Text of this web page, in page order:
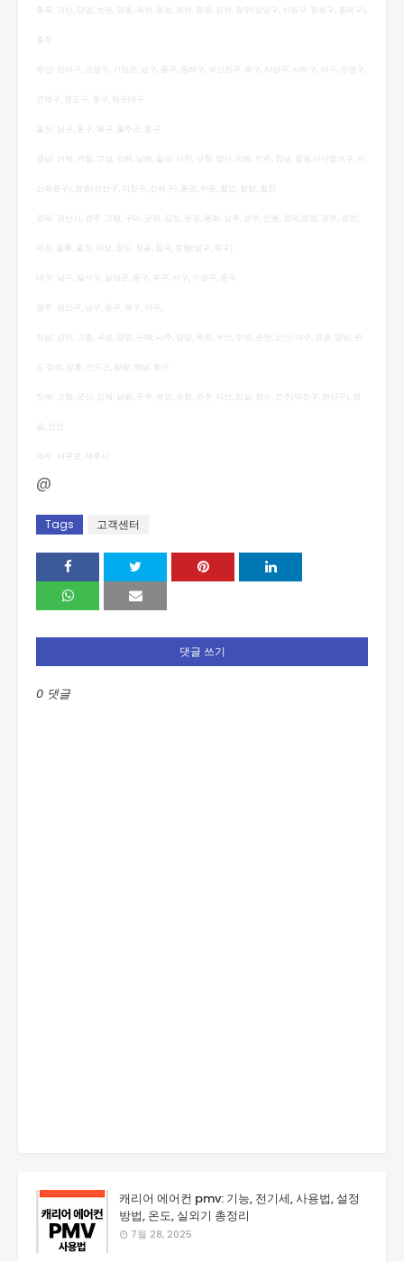
충북: 괴산, 단양, 보은, 영동, 옥천, 음성, 제천, 증평, 진천, 청주(상당구, 서원구, 청원구, 흥덕구),
충주
부산: 강서구, 금정구, 기장군, 남구, 동구, 동래구, 부산진구, 북구, 사상구, 사하구, 서구, 수영구,
연제구, 영도구, 중구, 해운대구
울산: 남구, 동구, 북구, 울주군, 중구
경남: 거제, 거창, 고성, 김해, 남해, 밀양, 사천, 산청, 양산, 의령, 진주, 창녕, 창원 마산합포구, 마
산회원구), 창원(성산구, 의창구, 진해구), 통영, 하동, 함안, 함양, 합천
경북: 경산시, 경주, 고령, 구미, 군위, 김천, 문경, 봉화, 상주, 성주, 안동, 영덕,영양, 영주, 영천,
예천, 울릉, 울진, 의성, 청도, 청송, 칠곡, 포항(남구, 북구)
대구: 남구, 달서구, 달성군, 동구, 북구, 서구, 수성구, 중구
광주: 광산구, 남구, 동구, 북구, 서구,
전남: 강진, 고흥, 곡성, 광양, 구례, 나주, 담양, 목포, 무안, 보성, 순천, 신안, 여수, 영광, 영암, 완
도 장성, 장흥, 진도군, 함평, 해남, 화순
전북: 고창, 군산, 김제, 남원, 무주, 부안, 순창, 완주, 익산, 임실, 장수, 전주(덕진구, 완산구), 정
읍, 진안
제주: 서귀포, 제주시
@
Tags 고객센터
댓글 쓰기
0 댓글
캐리어 에어컨 pmv: 기능, 전기세, 사용법, 설정
방법, 온도, 실외기 총정리
7월 28, 2025